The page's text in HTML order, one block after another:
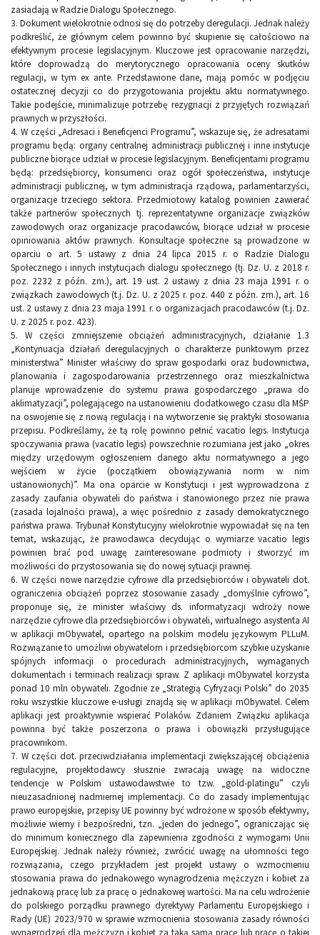
zasiadają w Radzie Dialogu Społecznego.
3. Dokument wielokrotnie odnosi się do potrzeby deregulacji. Jednak należy
podkreślić, że głównym celem powinno być skupienie się całościowo na
efektywnym procesie legislacyjnym. Kluczowe jest opracowanie narzędzi,
które doprowadzą do merytorycznego opracowania oceny skutków
regulacji, w tym ex ante. Przedstawione dane, mają pomóc w podjęciu
ostatecznej decyzji co do przygotowania projektu aktu normatywnego.
Takie podejście, minimalizuje potrzebę rezygnacji z przyjętych rozwiązań
prawnych w przyszłości.
4. W części „Adresaci i Beneficjenci Programu”, wskazuje się, że adresatami
programu będą: organy centralnej administracji publicznej i inne instytucje
publiczne biorące udział w procesie legislacyjnym. Beneficjentami programu
będą: przedsiębiorcy, konsumenci oraz ogół społeczeństwa, instytucje
administracji publicznej, w tym administracja rządowa, parlamentarzyści,
organizacje trzeciego sektora. Przedmiotowy katalog powinien zawierać
także partnerów społecznych tj. reprezentatywne organizacje związków
zawodowych oraz organizacje pracodawców, biorące udział w procesie
opiniowania aktów prawnych. Konsultacje społeczne są prowadzone w
oparciu o art. 5 ustawy z dnia 24 lipca 2015 r. o Radzie Dialogu
Społecznego i innych instytucjach dialogu społecznego (tj. Dz. U. z 2018 r.
poz. 2232 z późn. zm.), art. 19 ust. 2 ustawy z dnia 23 maja 1991 r. o
związkach zawodowych (t.j. Dz. U. z 2025 r. poz. 440 z późn. zm.), art. 16
ust. 2 ustawy z dnia 23 maja 1991 r. o organizacjach pracodawców (t.j. Dz.
U. z 2025 r. poz. 423).
5. W części zmniejszenie obciążeń administracyjnych, działanie 1.3
„Kontynuacja działań deregulacyjnych o charakterze punktowym przez
ministerstwa” Minister właściwy do spraw gospodarki oraz budownictwa,
planowania i zagospodarowania przestrzennego oraz mieszkalnictwa
planuje wprowadzenie do systemu prawa gospodarczego „prawa do
aklimatyzacji”, polegającego na ustanowieniu dodatkowego czasu dla MŚP
na oswojenie się z nową regulacją i na wytworzenie się praktyki stosowania
przepisu. Podkreślamy, że tą rolę powinno pełnić vacatio legis. Instytucja
spoczywania prawa (vacatio legis) powszechnie rozumiana jest jako „okres
między urzędowym ogłoszeniem danego aktu normatywnego a jego
wejściem w życie (początkiem obowiązywania norm w nim
ustanowionych)”. Ma ona oparcie w Konstytucji i jest wyprowadzona z
zasady zaufania obywateli do państwa i stanowionego przez nie prawa
(zasada lojalności prawa), a więc pośrednio z zasady demokratycznego
państwa prawa. Trybunał Konstytucyjny wielokrotnie wypowiadał się na ten
temat, wskazując, że prawodawca decydując o wymiarze vacatio legis
powinien brać pod uwagę zainteresowane podmioty i stworzyć im
możliwości do przystosowania się do nowej sytuacji prawnej.
6. W części nowe narzędzie cyfrowe dla przedsiębiorców i obywateli dot.
ograniczenia obciążeń poprzez stosowanie zasady „domyślnie cyfrowo”,
proponuje się, że minister właściwy ds. informatyzacji wdroży nowe
narzędzie cyfrowe dla przedsiębiorców i obywateli, wirtualnego asystenta AI
w aplikacji mObywatel, opartego na polskim modelu językowym PLLuM.
Rozwiązanie to umożliwi obywatelom i przedsiębiorcom szybkie uzyskanie
spójnych informacji o procedurach administracyjnych, wymaganych
dokumentach i terminach realizacji spraw. Z aplikacji mObywatel korzysta
ponad 10 mln obywateli. Zgodnie ze „Strategią Cyfryzacji Polski” do 2035
roku wszystkie kluczowe e-usługi znajdą się w aplikacji mObywatel. Celem
aplikacji jest proaktywnie wspierać Polaków. Zdaniem Związku aplikacja
powinna być także poszerzona o prawa i obowiązki przysługujące
pracownikom.
7. W części dot. przeciwdziałania implementacji zwiększającej obciążenia
regulacyjne, projektodawcy słusznie zwracają uwagę na widoczne
tendencje w Polskim ustawodawstwie to tzw. „gold-platingu” czyli
nieuzasadnionej nadmiernej implementacji. Co do zasady implementując
prawo europejskie, przepisy UE powinny być wdrożone w sposób efektywny,
możliwie wierny i bezpośredni, tzn. „jeden do jednego”, ograniczając się
do minimum koniecznego dla zapewnienia zgodności z wymogami Unii
Europejskiej. Jednak należy również, zwrócić uwagę na ułomności tego
rozwiązania, czego przykładem jest projekt ustawy o wzmocnieniu
stosowania prawa do jednakowego wynagrodzenia mężczyzn i kobiet za
jednakową pracę lub za pracę o jednakowej wartości. Ma na celu wdrożenie
do polskiego porządku prawnego dyrektywy Parlamentu Europejskiego i
Rady (UE) 2023/970 w sprawie wzmocnienia stosowania zasady równości